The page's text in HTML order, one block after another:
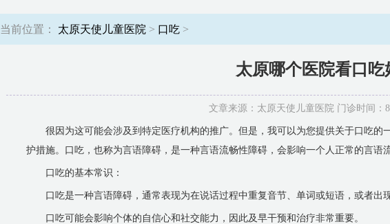
当前位置： 太原天使儿童医院 > 口吃 >
太原哪个医院看口吃
文章来源：太原天使儿童医院 门诊时间：
很因为这可能会涉及到特定医疗机构的推广。但是，我可以为您提供关于口吃
护措施。口吃，也称为言语障碍，是一种言语流畅性障碍，会影响一个人正常的言语
口吃的基本常识：
口吃是一种言语障碍，通常表现为在说话过程中重复音节、单词或短语，或者出
口吃可能会影响个体的自信心和社交能力，因此及早干预和治疗非常重要。